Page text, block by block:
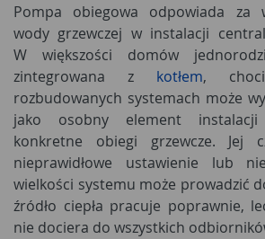
Pompa obiegowa odpowiada za
wody grzewczej w instalacji
W większości domów
zintegrowana z kotłem,
rozbudowanych systemach może
jako osobny element instalacji
konkretne obiegi grzewcze. Jej
nieprawidłowe ustawienie lub
wielkości systemu może prowadzić
źródło ciepła pracuje poprawnie,
nie dociera do wszystkich